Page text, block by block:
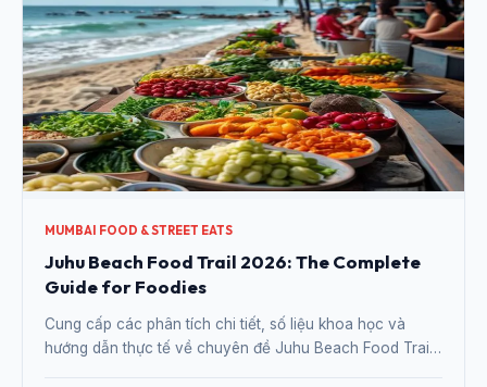
MUMBAI FOOD & STREET EATS
Juhu Beach Food Trail 2026: The Complete
Guide for Foodies
Cung cấp các phân tích chi tiết, số liệu khoa học và
hướng dẫn thực tế về chuyên đề Juhu Beach Food Trail